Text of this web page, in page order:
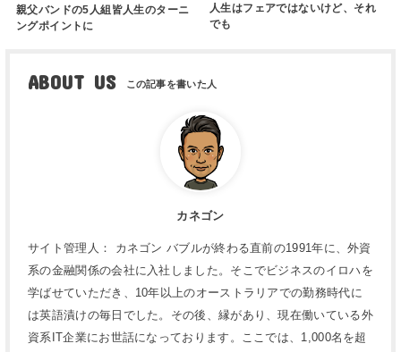
親父バンドの5人組皆人生のターニ
ングポイントに
人生はフェアではないけど、それ
でも
ABOUT US
カネゴン
サイト管理人： カネゴン バブルが終わる直前の1991年に、外資
系の金融関係の会社に入社しました。そこでビジネスのイロハを
学ばせていただき、10年以上のオーストラリアでの勤務時代に
は英語漬けの毎日でした。その後、縁があり、現在働いている外
資系IT企業にお世話になっております。ここでは、1,000名を超